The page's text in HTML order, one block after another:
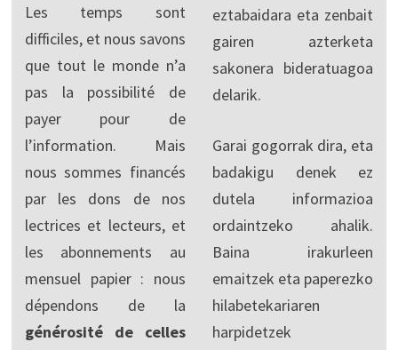
Les temps sont
difficiles, et nous savons
que tout le monde n’a
pas la possibilité de
payer pour de
l’information. Mais
nous sommes financés
par les dons de nos
lectrices et lecteurs, et
les abonnements au
mensuel papier : nous
dépendons de la
générosité de celles
eztabaidara eta zenbait
gairen azterketa
sakonera bideratuagoa
delarik.
Garai gogorrak dira, eta
badakigu denek ez
dutela informazioa
ordaintzeko ahalik.
Baina irakurleen
emaitzek eta paperezko
hilabetekariaren
harpidetzek